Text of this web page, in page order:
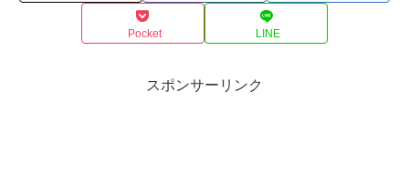
Pocket LINE
スポンサーリンク